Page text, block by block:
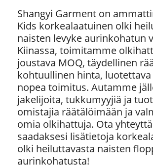
Shangyi Garment on
Kids korkealaatuinen olki
naisten levyke aurinkohatun
Kiinassa, toimitamme
joustava MOQ, täydellinen
kohtuullinen hinta, luotettava
nopea toimitus. Autamme
jakelijoita, tukkumyyjiä ja
omistajia räätälöimään ja
omia olkihattuja. Ota yhteyttä
saadaksesi lisätietoja
olki heiluttavasta naisten
aurinkohatusta!